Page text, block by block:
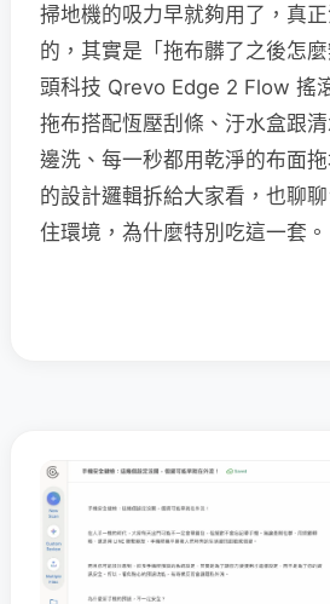
掃地機的吸力早就夠用了，真
的，其實是「拖布髒了之後怎
頭科技 Qrevo Edge 2 Flow 搖
拖布搭配恆壓刮條、汙水盒跟
邊洗、每一秒都用乾淨的布面
的設計邏輯拆給大家看，也聊
住環境，為什麼特別吃這一套。